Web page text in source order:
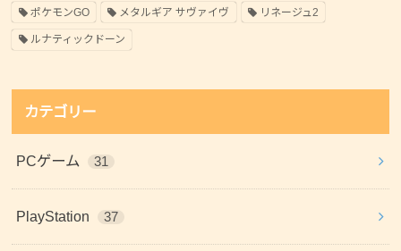
ポケモンGO メタルギア サヴァイヴ リネージュ2
ルナティックドーン
カテゴリー
PCゲーム 31
PlayStation 37